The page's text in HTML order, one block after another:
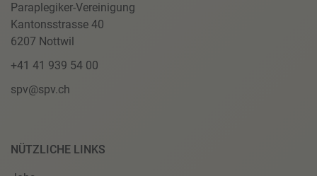
Paraplegiker-Vereinigung
Kantonsstrasse 40
6207 Nottwil
+41 41 939 54 00
spv@spv.ch
NÜTZLICHE LINKS